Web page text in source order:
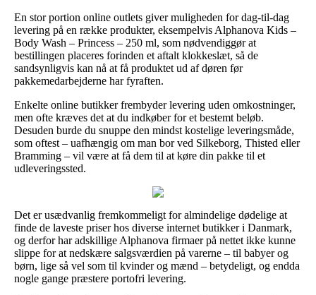
En stor portion online outlets giver muligheden for dag-til-dag
levering på en række produkter, eksempelvis Alphanova Kids –
Body Wash – Princess – 250 ml, som nødvendiggør at
bestillingen placeres forinden et aftalt klokkeslæt, så de
sandsynligvis kan nå at få produktet ud af døren før
pakkemedarbejderne har fyraften.
Enkelte online butikker frembyder levering uden omkostninger,
men ofte kræves det at du indkøber for et bestemt beløb.
Desuden burde du snuppe den mindst kostelige leveringsmåde,
som oftest – uafhængig om man bor ved Silkeborg, Thisted eller
Bramming – vil være at få dem til at køre din pakke til et
udleveringssted.
Det er usædvanlig fremkommeligt for almindelige dødelige at
finde de laveste priser hos diverse internet butikker i Danmark,
og derfor har adskillige Alphanova firmaer på nettet ikke kunne
slippe for at nedskære salgsværdien på varerne – til babyer og
børn, lige så vel som til kvinder og mænd – betydeligt, og endda
nogle gange præstere portofri levering.